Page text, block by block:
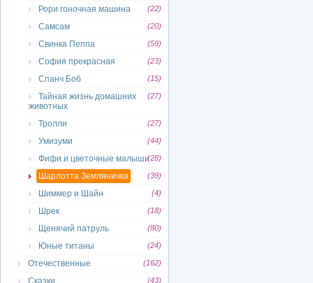
Рори гоночная машина (22)
Самсам (20)
Свинка Пеппа (59)
София прекрасная (23)
Спанч Боб (15)
Тайная жизнь домашних
животных
(27)
Тролли (27)
Умизуми (44)
Фифи и цветочные малыши(28)
Шарлотта Земляничка (39)
Шиммер и Шайн (4)
Шрек (18)
Щенячий патруль (80)
Юные титаны (24)
Отечественные (162)
Сказки (43)